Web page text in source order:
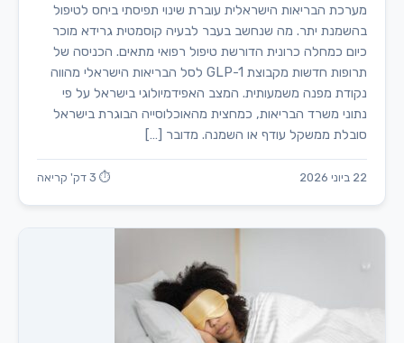
מערכת הבריאות הישראלית עוברת שינוי תפיסתי ביחס לטיפול
בהשמנת יתר. מה שנחשב בעבר לבעיה קוסמטית גרידא מוכר
כיום כמחלה כרונית הדורשת טיפול רפואי מתאים. הכניסה של
תרופות חדשות מקבוצת GLP-1 לסל הבריאות הישראלי מהווה
נקודת מפנה משמעותית. המצב האפידמיולוגי בישראל על פי
נתוני משרד הבריאות, כמחצית מהאוכלוסייה הבוגרת בישראל
סובלת ממשקל עודף או השמנה. מדובר […]
22 ביוני 2026 ⏱ 3 דק' קריאה